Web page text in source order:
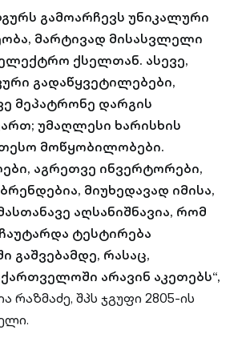
გამოარჩევს უნიკალური
მარტივად მისასვლელი
ქსელთან. ასევე,
გადაწყვეტილებები,
მეპატრონე დარგის
უმაღლესი ხარისხის
მოწყობილობები.
აგრეთვე ინვერტორები,
მიუხედავად იმისა,
აღსანიშნავია, რომ
ტესტირება
გაშვებამდე, რასაც,
არავინ აკეთებს“,
რაზმაძე, შპს ჯგუფი 2805-ის